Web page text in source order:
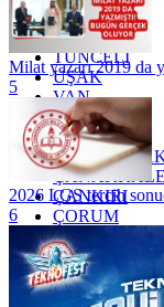
TOKAT
TRABZON
TUNCELİ
UŞAK
VAN
YALOVA
YOZGAT
ÇANAKKALE
ÇANKIRI
ÇORUM
İSTANBUL
İZMİR
ŞANLIURFA
ŞIRNAK
Milat yazarı 2019 da
5
2026 LGS tercih
6